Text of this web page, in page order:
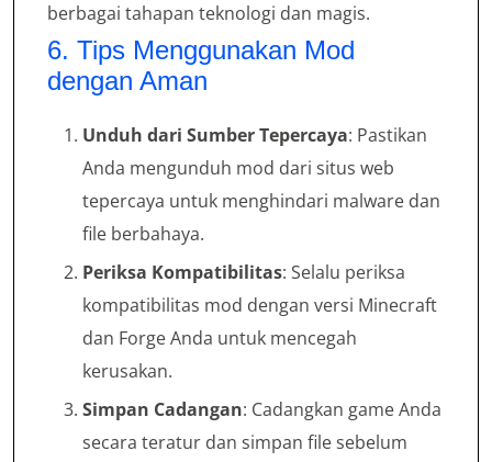
berbagai tahapan teknologi dan magis.
6. Tips Menggunakan Mod
dengan Aman
Unduh dari Sumber Tepercaya: Pastikan
Anda mengunduh mod dari situs web
tepercaya untuk menghindari malware dan
file berbahaya.
Periksa Kompatibilitas: Selalu periksa
kompatibilitas mod dengan versi Minecraft
dan Forge Anda untuk mencegah
kerusakan.
Simpan Cadangan: Cadangkan game Anda
secara teratur dan simpan file sebelum